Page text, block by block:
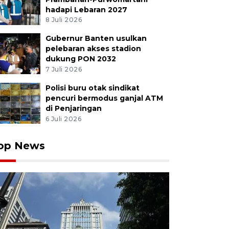
hadapi Lebaran 2027
8 Juli 2026
Gubernur Banten usulkan
pelebaran akses stadion
dukung PON 2032
7 Juli 2026
Polisi buru otak sindikat
pencuri bermodus ganjal ATM
di Penjaringan
6 Juli 2026
News